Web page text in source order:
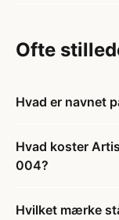
Ofte
Hvad er navnet
Hvad koster
004?
Hvilket mærke